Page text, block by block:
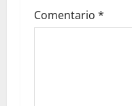
Comentario *